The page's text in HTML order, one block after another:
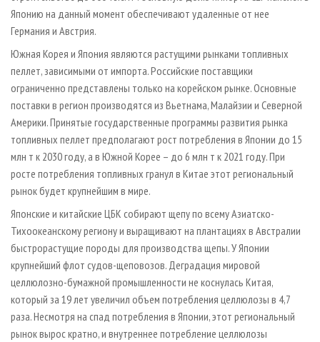
Японию на данный момент обеспечивают удаленные от нее
Германия и Австрия.
Южная Корея и Япония являются растущими рынками топливных
пеллет, зависимыми от импорта. Российские поставщики
ограниченно представлены только на корейском рынке. Основные
поставки в регион производятся из Вьетнама, Малайзии и Северной
Америки. Принятые государственные программы развития рынка
топливных пеллет предполагают рост потребления в Японии до 15
млн т к 2030 году, а в Южной Корее – до 6 млн т к 2021 году. При
росте потребления топливных гранул в Китае этот региональный
рынок будет крупнейшим в мире.
Японские и китайские ЦБК собирают щепу по всему Азиатско-
Тихоокеанскому региону и выращивают на плантациях в Австралии
быстрорастущие породы для производства щепы. У Японии
крупнейший флот судов-щеповозов. Деградация мировой
целлюлозно-бумажной промышленности не коснулась Китая,
который за 19 лет увеличил объем потребления целлюлозы в 4,7
раза. Несмотря на спад потребления в Японии, этот региональный
рынок вырос кратно, и внутреннее потребление целлюлозы